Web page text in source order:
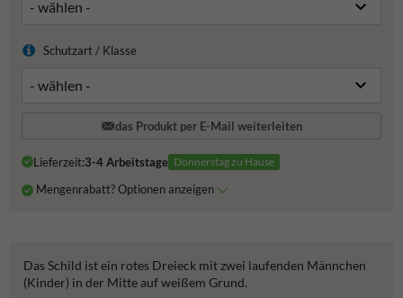
Schutzart / Klasse
das Produkt per E-Mail weiterleiten
Lieferzeit:3-4 Arbeitstage Donnerstag zu Hause
Mengenrabatt? Optionen anzeigen
Das Schild ist ein rotes Dreieck mit zwei laufenden Männchen
(Kinder) in der Mitte auf weißem Grund.